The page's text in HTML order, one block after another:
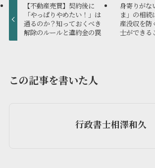
【不動産売買】契約後に
「やっぱりやめたい！」は
通るのか？知っておくべき
解除のルールと違約金の罠
身寄りがな
ま」の相続
産没収を防
士ができる
この記事を書いた人
行政書士相澤和久